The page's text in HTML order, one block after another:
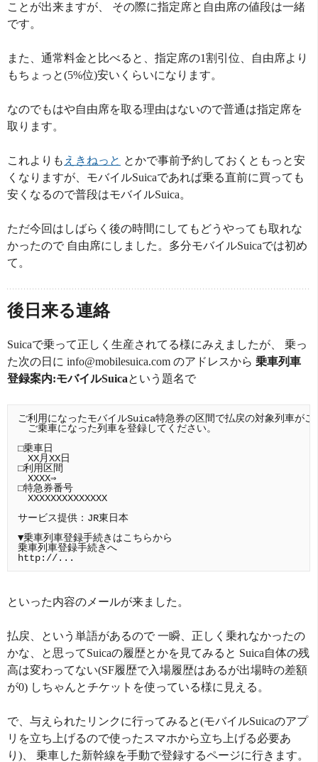
ことが出来ますが、 その際に指定席と自由席の値段は一緒
です。
また、通常料金と比べると、指定席の1割引位、自由席より
もちょっと(5%位)安いくらいになります。
なのでもはや自由席を取る理由はないので普通は指定席を
取ります。
これよりも えきねっと とかで事前予約しておくともっと安
くなりますが、モバイルSuicaであれば乗る直前に買っても
安くなるので普段はモバイルSuica。
ただ今回はしばらく後の時間にしてもどうやっても取れな
かったので 自由席にしました。多分モバイルSuicaでは初め
て。
後日来る連絡
Suicaで乗って正しく生産されてる様にみえましたが、 乗っ
た次の日に info@mobilesuica.com のアドレスから 乗車列車
登録案内:モバイルSuicaという題名で
ご利用になったモバイルSuica特急券の区間で払戻の対象列車がご
ご乗車になった列車を登録してください。
□乗車日
XX月XX日
□利用区間
XXXX⇒
□特急券番号
XXXXXXXXXXXXXX
サービス提供：JR東日本
▼乗車列車登録手続きはこちらから
乗車列車登録手続きへ
といった内容のメールが来ました。
払戻、という単語があるので 一瞬、正しく乗れなかったの
かな、と思ってSuicaの履歴とかを見てみると Suica自体の残
高は変わってない(SF履歴で入場履歴はあるが出場時の差額
が0) しちゃんとチケットを使っている様に見える。
で、与えられたリンクに行ってみると(モバイルSuicaのアプ
リを立ち上げるので使ったスマホから立ち上げる必要あ
り)、 乗車した新幹線を手動で登録するページに行きます。